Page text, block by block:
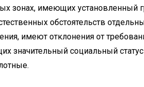
зонах, имеющих установленный
обстоятельств
имеют отклонения от
значительный социальный